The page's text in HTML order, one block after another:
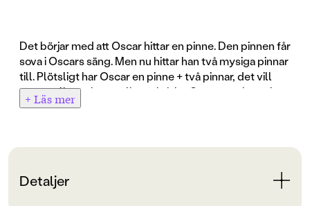
Det börjar med att Oscar hittar en pinne. Den pinnen får
sova i Oscars säng. Men nu hittar han två mysiga pinnar
till. Plötsligt har Oscar en pinne + två pinnar, det vill
säga en liten pinnsamling faktiskt. Oscar samlar och
högen växer. Pinnarna måste flytta ut i sandlådan...
+ Läs mer
Detaljer